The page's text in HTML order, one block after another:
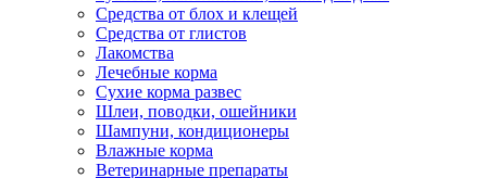
Средства от блох и клещей
Средства от глистов
Лакомства
Лечебные корма
Сухие корма развес
Шлеи, поводки, ошейники
Шампуни, кондиционеры
Влажные корма
Ветеринарные препараты